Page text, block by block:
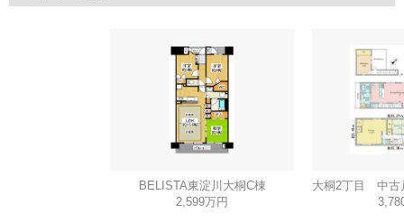
BELISTA東淀川大桐C棟
2,599万円